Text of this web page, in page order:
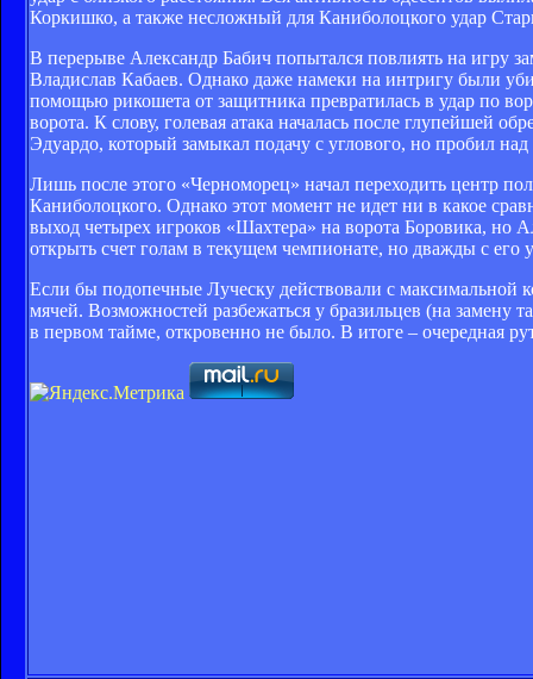
Коркишко, а также несложный для Каниболоцкого удар
В перерыве Александр Бабич попытался повлиять на игру
Владислав Кабаев. Однако даже намеки на интригу были
помощью рикошета от защитника превратилась в удар по
ворота. К слову, голевая атака началась после глупейшей
Эдуардо, который замыкал подачу с углового, но пробил
Лишь после этого «Черноморец» начал переходить центр
Каниболоцкого. Однако этот момент не идет ни в какое
выход четырех игроков «Шахтера» на ворота Боровика, но
открыть счет голам в текущем чемпионате, но дважды с его
Если бы подопечные Луческу действовали с максимальной
мячей. Возможностей разбежаться у бразильцев (на замену
в первом тайме, откровенно не было. В итоге – очередная